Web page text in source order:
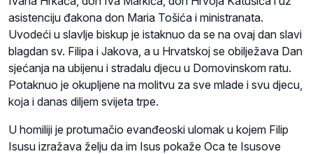
asistenciju đakona don Maria Tošića i ministranata.
Uvodeći u slavlje biskup je istaknuo da se na ovaj dan slavi
blagdan sv. Filipa i Jakova, a u Hrvatskoj se obilježava Dan
sjećanja na ubijenu i stradalu djecu u Domovinskom ratu.
Potaknuo je okupljene na molitvu za sve mlade i svu djecu,
koja i danas diljem svijeta trpe.
U homiliji je protumačio evanđeoski ulomak u kojem Filip
Isusu izražava želju da im Isus pokaže Oca te Isusove